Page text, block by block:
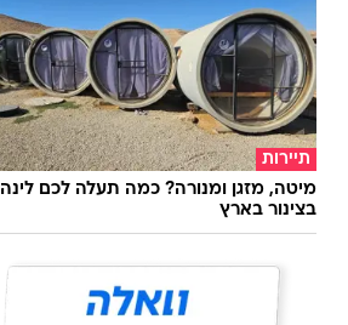
תיירות
מיטה, מזגן ומנורה? כמה תעלה לכם לינה
בצינור בארץ